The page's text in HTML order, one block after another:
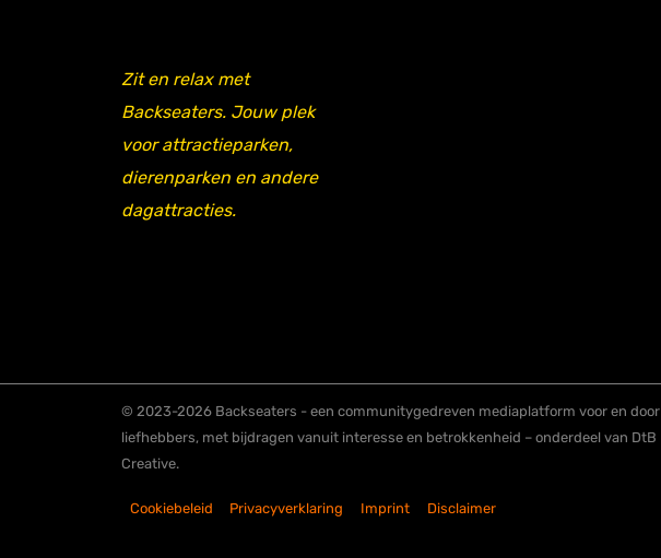
Zit en relax met
Backseaters. Jouw plek
voor attractieparken,
dierenparken en andere
dagattracties.
© 2023-2026 Backseaters - een communitygedreven mediaplatform voor en door
liefhebbers, met bijdragen vanuit interesse en betrokkenheid – onderdeel van DtB
Creative.
Cookiebeleid Privacyverklaring Imprint Disclaimer